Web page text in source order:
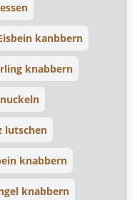
kanbbern
knabbern
lutschen
knabbern
knabbern